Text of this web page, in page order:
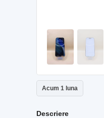
Acum 1 luna
Descriere